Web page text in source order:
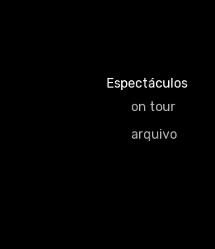
Espectáculos
on tour
arquivo